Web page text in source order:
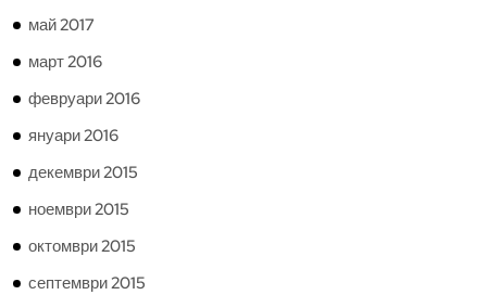
май 2017
март 2016
февруари 2016
януари 2016
декември 2015
ноември 2015
октомври 2015
септември 2015